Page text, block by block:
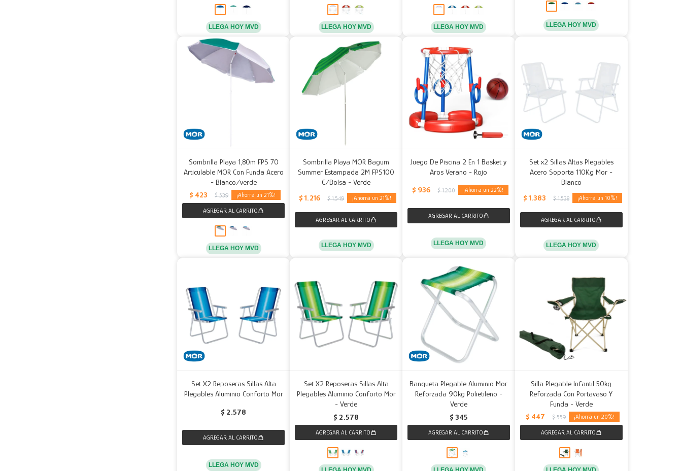
LLEGA HOY MVD LLEGA HOY MVD LLEGA HOY MVD LLEGA HOY MVD
Sombrilla Playa 1,80m FPS 70
Articulable MOR Con Funda Acero
- Blanco/verde
$ 423 $ 539 21
LLEGA HOY MVD
Sombrilla Playa MOR Bagum
Summer Estampada 2M FPS100
C/Bolsa - Verde
$ 1.216 $ 1.549 21
LLEGA HOY MVD
Juego De Piscina 2 En 1 Basket y
Aros Verano - Rojo
$ 936 $ 1.200 22
LLEGA HOY MVD
Set x2 Sillas Altas Plegables
Acero Soporta 110Kg Mor -
Blanco
$ 1.383 $ 1.538 10
LLEGA HOY MVD
Set X2 Reposeras Sillas Alta
Plegables Aluminio Conforto Mor
$ 2.578
LLEGA HOY MVD
Set X2 Reposeras Sillas Alta
Plegables Aluminio Conforto Mor
- Verde
$ 2.578
Banqueta Plegable Aluminio Mor
Reforzada 90kg Polietileno -
Verde
$ 345
Silla Plegable Infantil 50kg
Reforzada Con Portavaso Y
Funda - Verde
$ 447 $ 559 20